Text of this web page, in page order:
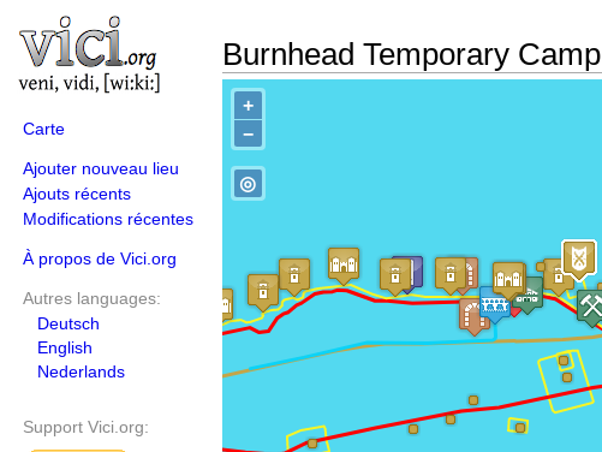
Carte
Ajouter nouveau lieu
Ajouts récents
Modifications récentes
À propos de Vici.org
Autres languages:
Deutsch
English
Nederlands
Support Vici.org:
Burnhead Temporary Camp
+
−
◎